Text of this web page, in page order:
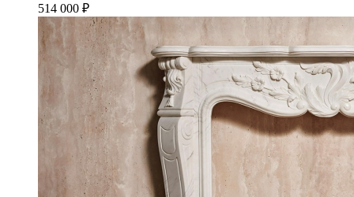
514 000 ₽